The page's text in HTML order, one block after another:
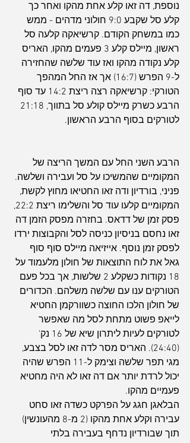
נוספת, דה זאו קלע אחת מהקו ואחר כך
קלע סל שקבע 9:0 חולוני מדהים - ממש
כמו במשחק הקודם. קרשיאקה קלעה סל
ראשון, מיילס קלע 3 פעמים מהקו, האריס
קלע נקודה מהקו ואז עוד שלשה שהחזירה
ל-9 הפרש (16:7) אך אז החל המהפך
הטורקי: קרשיאקה רצה ריצת 14:2 עד סוף
לטורקים בסוף הרבע הראשון.
הרבע השני החל עם המשך הריצה של
המקומיים שהמשיכו על סל ועבירה ושלשה.
פניני, בורדיון ודה זאו החטיאו מחוץ לקשת,
המקומיים קלעו עוד סל והשלימו ריצת 22:2,
פסק זמן של דדאס. בחזרה מפסק הזמן דה
זאו נחסם בניסיון כניסה לסל והקבוצות ירדו
לפסק זמן נוסף. אייזיאה מיילס סוף סוף
גאל את לוח התוצאות של חולון מלעמוד על
18 נקודות כשקלע 2 שלשות, אך בכל פעם
הטורקים ענו עם שלשה משלהם. הכדורים
של חולון הלכו החוצה כשוורקמן החטיא
לייאפ פשוט מתחת לסל מה שאפשר
לטורקים לעיות ליתרון שיא של 16 נק'
(24:40). האריס מסר לדה זאו לסל בצבע,
מגי תפר שלשה וצימק ל-11 הפרש שהיה
יכול לרדת יותר אם דה זאו לא היה מחטיא
פעמיים מהקו.
הבלאגן חגג על הפרקט כשדה זאו סחט
עבירה וקלע אחת מהקו (2 מ-8 מהעונשין)
תוך שבורדיון נדחף בעבירה בלתי